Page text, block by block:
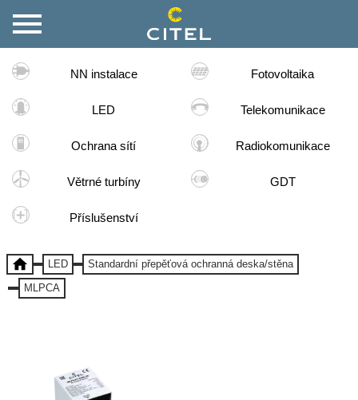
NN instalace Fotovoltaika
LED Telekomunikace
Ochrana sítí Radiokomunikace
Větrné turbíny GDT
Příslušenství
LED
Standardní přepěťová ochranná deska/stěna
MLPCA